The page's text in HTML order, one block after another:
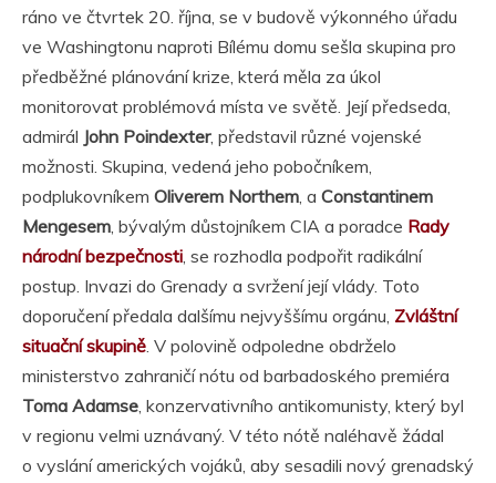
ráno ve čtvrtek 20. října, se v budově výkonného úřadu
ve Washingtonu naproti Bílému domu sešla skupina pro
předběžné plánování krize, která měla za úkol
monitorovat problémová místa ve světě. Její předseda,
admirál John Poindexter, představil různé vojenské
možnosti. Skupina, vedená jeho pobočníkem,
podplukovníkem Oliverem Northem, a Constantinem
Mengesem, bývalým důstojníkem CIA a poradce Rady
národní bezpečnosti, se rozhodla podpořit radikální
postup. Invazi do Grenady a svržení její vlády. Toto
doporučení předala dalšímu nejvyššímu orgánu, Zvláštní
situační skupině. V polovině odpoledne obdrželo
ministerstvo zahraničí nótu od barbadoského premiéra
Toma Adamse, konzervativního antikomunisty, který byl
v regionu velmi uznávaný. V této nótě naléhavě žádal
o vyslání amerických vojáků, aby sesadili nový grenadský